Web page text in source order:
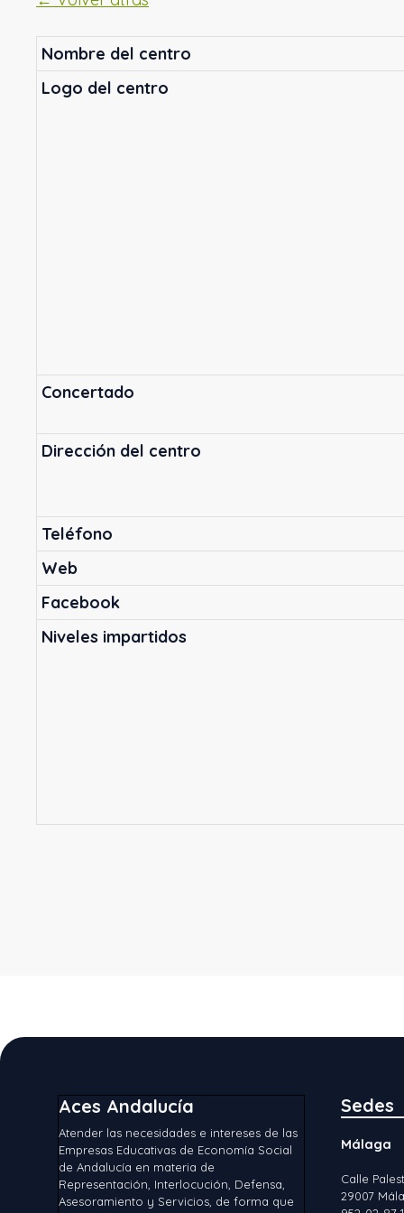
Nombre del centro
Logo del centro
Concertado
Dirección del centro
Teléfono
Web
Facebook
Niveles impartidos
Aces Andalucía
Atender las necesidades e intereses de las
Empresas Educativas de Economía Social
de Andalucía en materia de
Representación, Interlocución, Defensa,
Asesoramiento y Servicios, de forma que
Sedes
Málaga
Calle
29007